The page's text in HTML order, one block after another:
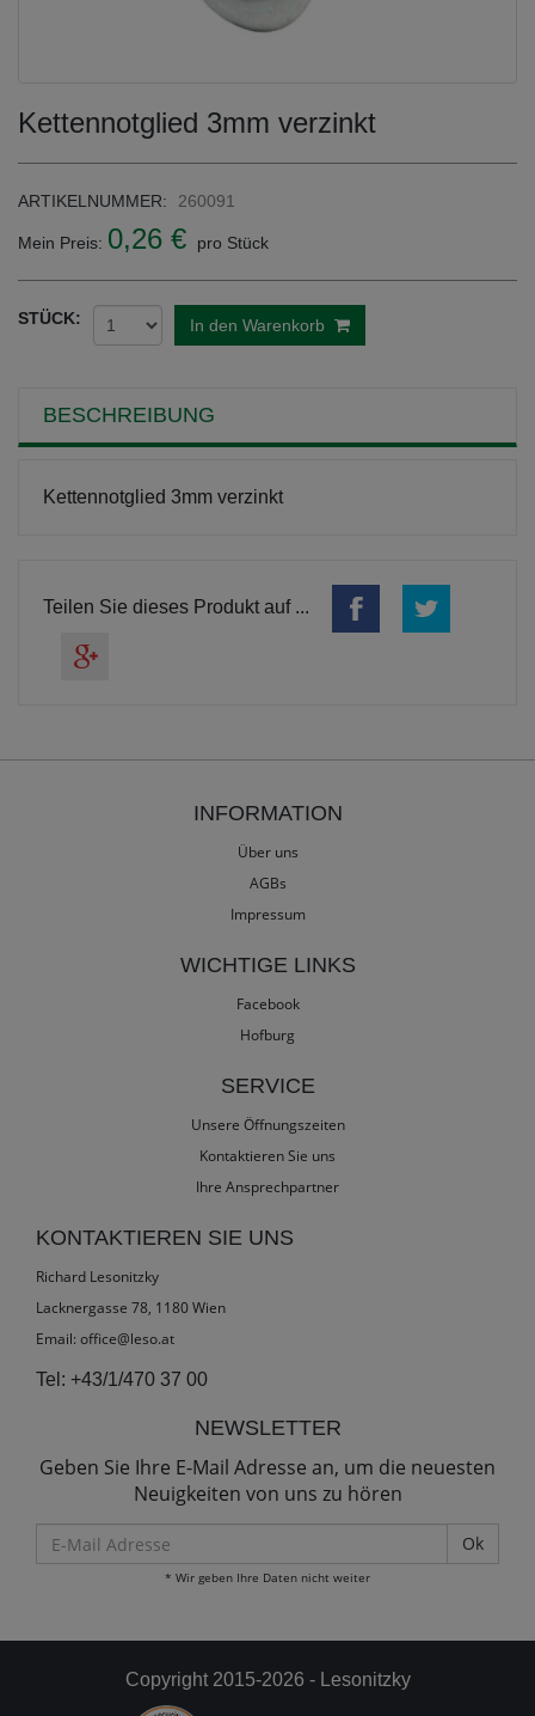
Kettennotglied 3mm verzinkt
ARTIKELNUMMER: 260091
Mein Preis: 0,26 € pro Stück
STÜCK: In den Warenkorb
BESCHREIBUNG
Kettennotglied 3mm verzinkt
Teilen Sie dieses Produkt auf ...
INFORMATION
Über uns
AGBs
Impressum
WICHTIGE LINKS
Facebook
Hofburg
SERVICE
Unsere Öffnungszeiten
Kontaktieren Sie uns
Ihre Ansprechpartner
KONTAKTIEREN SIE UNS
Richard Lesonitzky
Lacknergasse 78, 1180 Wien
Email: office@leso.at
Tel: +43/1/470 37 00
NEWSLETTER
Geben Sie Ihre E-Mail Adresse an, um die neuesten
Neuigkeiten von uns zu hören
Mail
Adresse
* Wir geben Ihre Daten nicht weiter
Copyright 2015-2026 - Lesonitzky